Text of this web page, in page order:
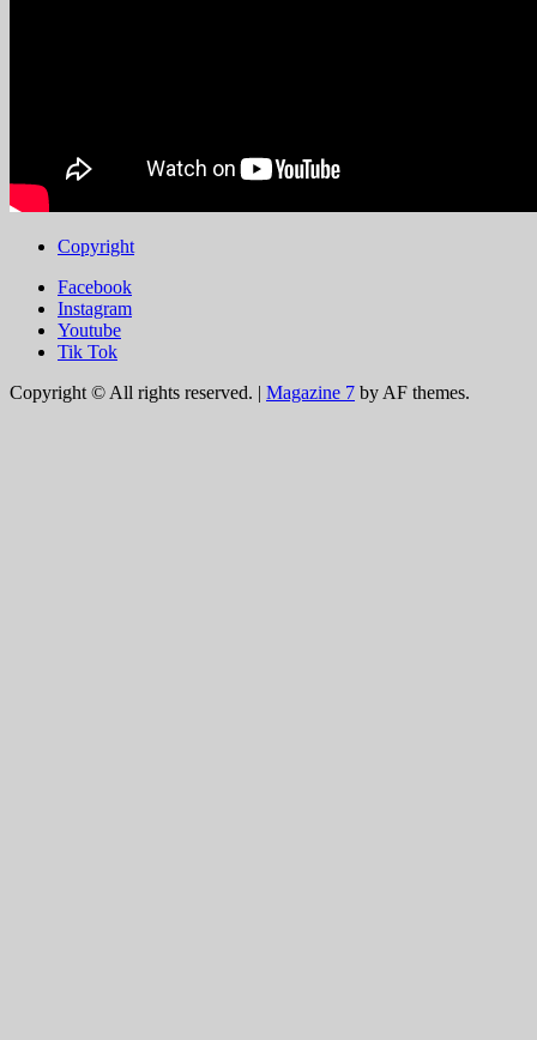
Copyright
Facebook
Instagram
Youtube
Tik Tok
Copyright © All rights reserved. | Magazine 7 by AF themes.